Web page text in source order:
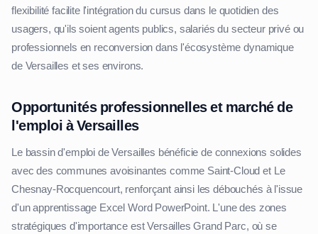
flexibilité facilite l'intégration du cursus dans le quotidien des
usagers, qu'ils soient agents publics, salariés du secteur privé ou
professionnels en reconversion dans l'écosystème dynamique
de Versailles et ses environs.
Opportunités professionnelles et marché de
l'emploi à Versailles
Le bassin d'emploi de Versailles bénéficie de connexions solides
avec des communes avoisinantes comme Saint-Cloud et Le
Chesnay-Rocquencourt, renforçant ainsi les débouchés à l'issue
d'un apprentissage Excel Word PowerPoint. L'une des zones
stratégiques d'importance est Versailles Grand Parc, où se